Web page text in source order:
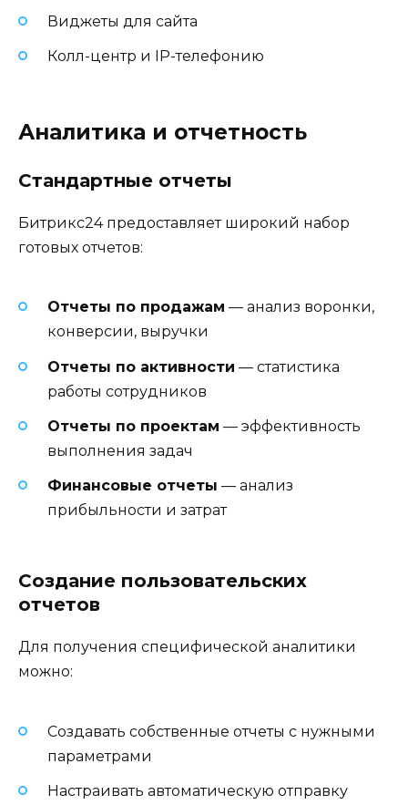
Виджеты для сайта
Колл-центр и IP-телефонию
Аналитика и отчетность
Стандартные отчеты
Битрикс24 предоставляет широкий набор
готовых отчетов:
Отчеты по продажам — анализ воронки,
конверсии, выручки
Отчеты по активности — статистика
работы сотрудников
Отчеты по проектам — эффективность
выполнения задач
Финансовые отчеты — анализ
прибыльности и затрат
Создание пользовательских
отчетов
Для получения специфической аналитики
можно:
Создавать собственные отчеты с нужными
параметрами
Настраивать автоматическую отправку